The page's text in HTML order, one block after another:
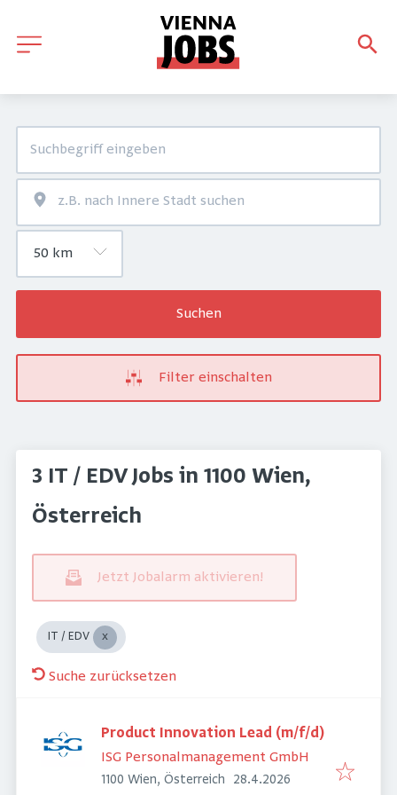
Suchen
Filter einschalten
3 IT / EDV Jobs in 1100 Wien,
Österreich
Jetzt Jobalarm aktivieren!
IT / EDV
Suche zurücksetzen
Product Innovation Lead (m/f/d)
ISG Personalmanagement GmbH
1100 Wien, Österreich Veröffentlicht
28.4.2026